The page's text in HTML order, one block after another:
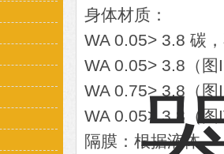
身体材质：
WA 0.05> 3.8 碳
WA 0.05> 3.8（
WA 0.75> 3.8（
WA 0.05> 3.8（
隔膜：根据液体